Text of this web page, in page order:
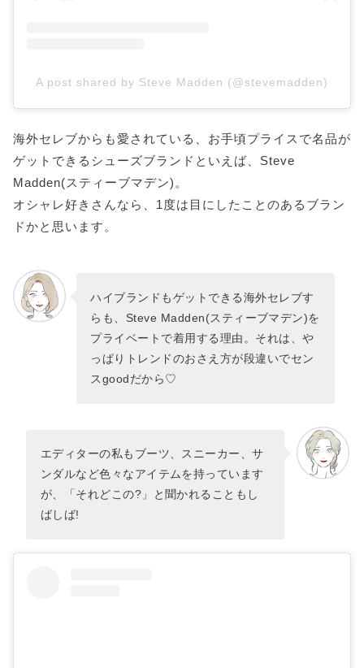
A post shared by Steve Madden (@stevemadden)
海外セレブからも愛されている、お手頃プライスで名品が
ゲットできるシューズブランドといえば、Steve
Madden(スティーブマデン)。
オシャレ好きさんなら、1度は目にしたことのあるブラン
ドかと思います。
ハイブランドもゲットできる海外セレブす
らも、Steve Madden(スティーブマデン)を
プライベートで着用する理由。それは、や
っぱりトレンドのおさえ方が段違いでセン
スgoodだから♡
エディターの私もブーツ、スニーカー、サ
ンダルなど色々なアイテムを持っています
が、「それどこの?」と聞かれることもし
ばしば!